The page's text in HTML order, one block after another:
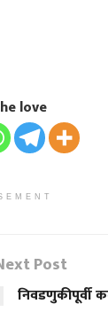
love
Post
निवडणुकीपूर्वी